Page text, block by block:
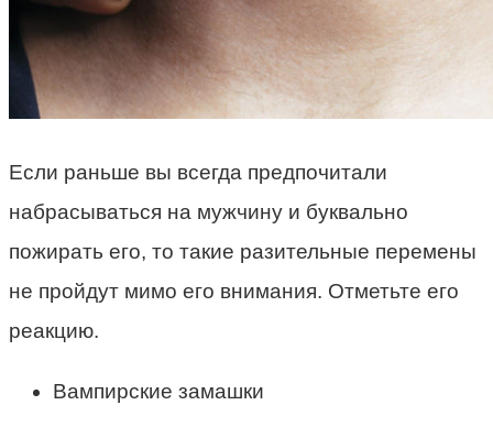
Если раньше вы всегда предпочитали
набрасываться на мужчину и буквально
пожирать его, то такие разительные перемены
не пройдут мимо его внимания. Отметьте его
реакцию.
Вампирские замашки